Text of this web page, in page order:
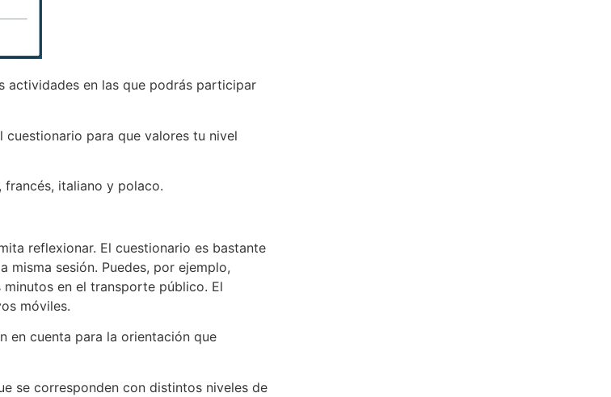
actividades en las que podrás participar
para que valores tu nivel
francés, italiano y polaco.
reflexionar. El cuestionario es bastante
sesión. Puedes, por ejemplo,
en el transporte público. El
móviles.
en cuenta para la orientación que
se corresponden con distintos niveles de